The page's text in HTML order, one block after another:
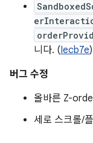
니다. (Iecb7e)
버그 수정
올바른 Z-
세로 스크롤/